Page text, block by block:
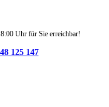
Uhr für Sie erreichbar!
125 147